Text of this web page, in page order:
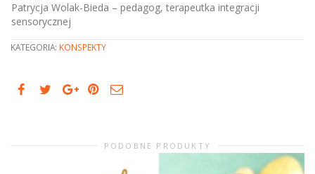
Patrycja Wolak-Bieda – pedagog, terapeutka integracji
sensorycznej
KATEGORIA: KONSPEKTY
PODOBNE PRODUKTY